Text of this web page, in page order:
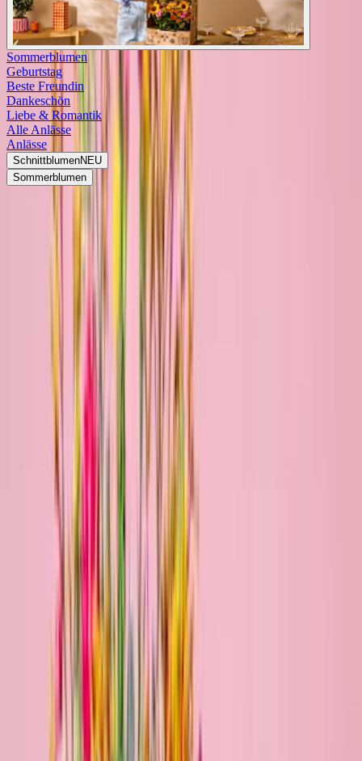
Sommerblumen
Geburtstag
Beste Freundin
Dankeschön
Liebe & Romantik
Alle Anlässe
Anlässe
SchnittblumenNEU
Sommerblumen